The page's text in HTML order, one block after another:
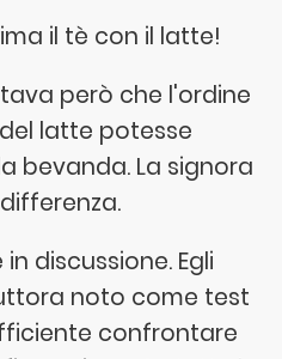
il tè con il latte!
però che l'ordine
latte potesse
bevanda. La signora
discussione. Egli
noto come test
confrontare